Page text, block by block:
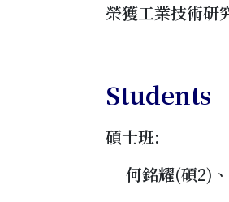
榮獲工業技術研
Students
碩士班:
何銘耀(碩2)